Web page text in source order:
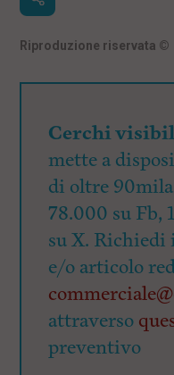
Riproduzione riservata ©
Cerchi
mette a
di oltre
78.000 su Fb,
su X. Richiedi
e/o articolo
attraverso
preventivo